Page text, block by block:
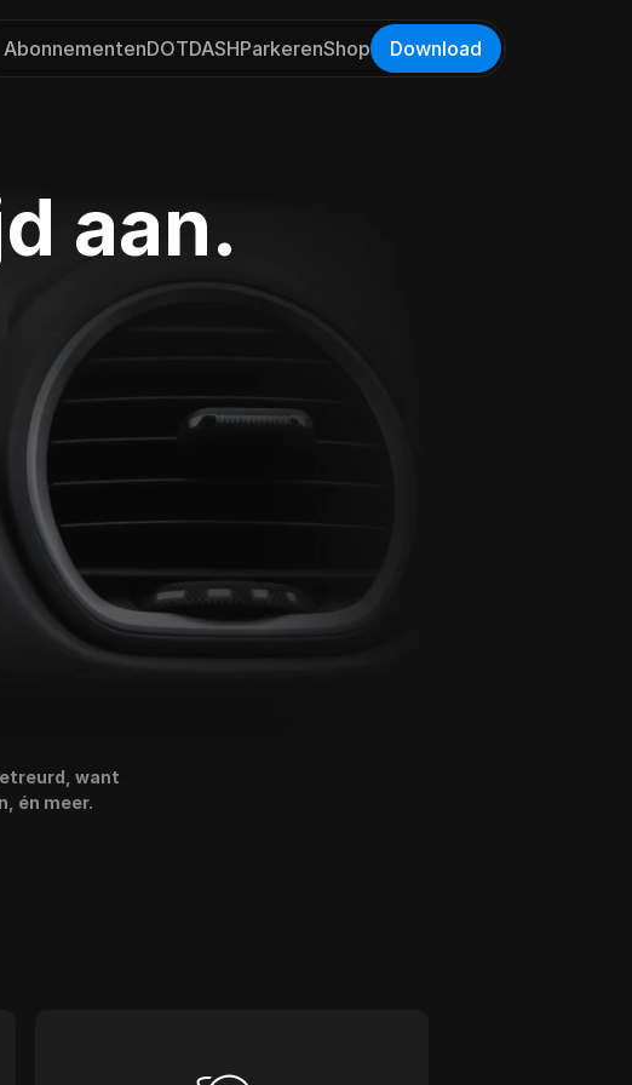
AbonnementenDOTDASHParkerenShop Download
aan.
want
én meer.